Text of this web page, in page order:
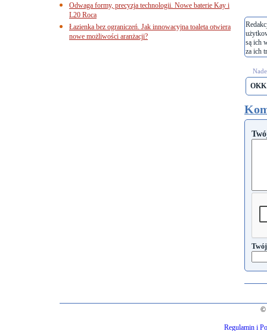
są ich
za ich
Odwaga formy, precyzja technologii. Nowe baterie Kay i
L20 Roca
Łazienka bez ograniczeń. Jak innowacyjna toaleta otwiera
nowe możliwości aranżacji?
©
Regulamin i